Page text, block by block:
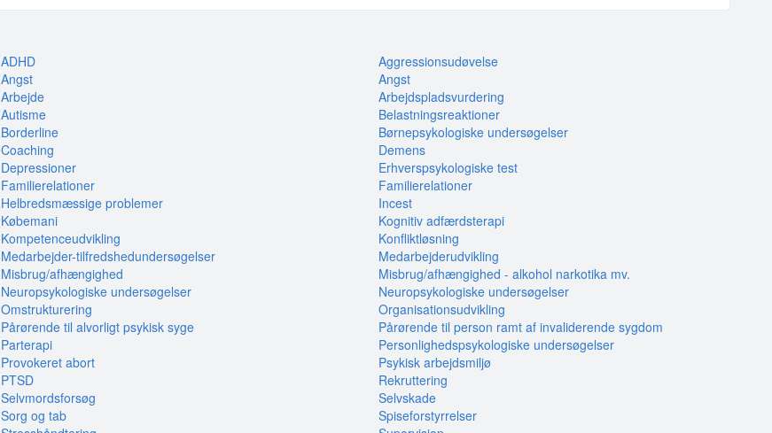
ADHD
Aggressionsudøvelse
Angst
Angst
Arbejde
Arbejdspladsvurdering
Autisme
Belastningsreaktioner
Borderline
Børnepsykologiske undersøgelser
Coaching
Demens
Depressioner
Erhverspsykologiske test
Familierelationer
Familierelationer
Helbredsmæssige problemer
Incest
Købemani
Kognitiv adfærdsterapi
Kompetenceudvikling
Konfliktløsning
Medarbejder-tilfredshedundersøgelser
Medarbejderudvikling
Misbrug/afhængighed
Misbrug/afhængighed - alkohol narkotika mv.
Neuropsykologiske undersøgelser
Neuropsykologiske undersøgelser
Omstrukturering
Organisationsudvikling
Pårørende til alvorligt psykisk syge
Pårørende til person ramt af invaliderende sygdom
Parterapi
Personlighedspsykologiske undersøgelser
Provokeret abort
Psykisk arbejdsmiljø
PTSD
Rekruttering
Selvmordsforsøg
Selvskade
Sorg og tab
Spiseforstyrrelser